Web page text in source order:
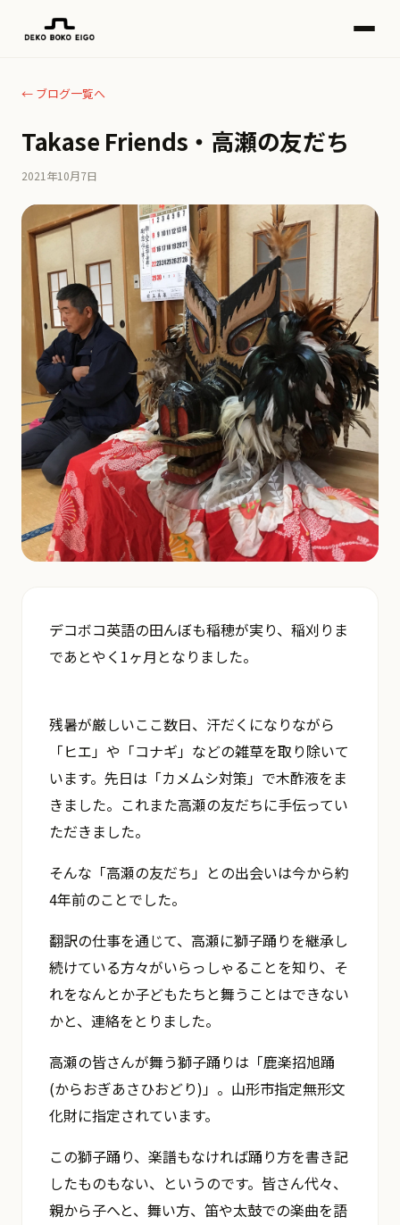
← ブログ一覧へ
Takase Friends・高瀬の友だち
2021年10月7日
デコボコ英語の田んぼも稲穂が実り、稲刈りま
であとやく1ヶ月となりました。
残暑が厳しいここ数日、汗だくになりながら
「ヒエ」や「コナギ」などの雑草を取り除いて
います。先日は「カメムシ対策」で木酢液をま
きました。これまた高瀬の友だちに手伝ってい
ただきました。
そんな「高瀬の友だち」との出会いは今から約
4年前のことでした。
翻訳の仕事を通じて、高瀬に獅子踊りを継承し
続けている方々がいらっしゃることを知り、そ
れをなんとか子どもたちと舞うことはできない
かと、連絡をとりました。
高瀬の皆さんが舞う獅子踊りは「鹿楽招旭踊
(からおぎあさひおどり)」。山形市指定無形文
化財に指定されています。
この獅子踊り、楽譜もなければ踊り方を書き記
したものもない、というのです。皆さん代々、
親から子へと、舞い方、笛や太鼓での楽曲を語